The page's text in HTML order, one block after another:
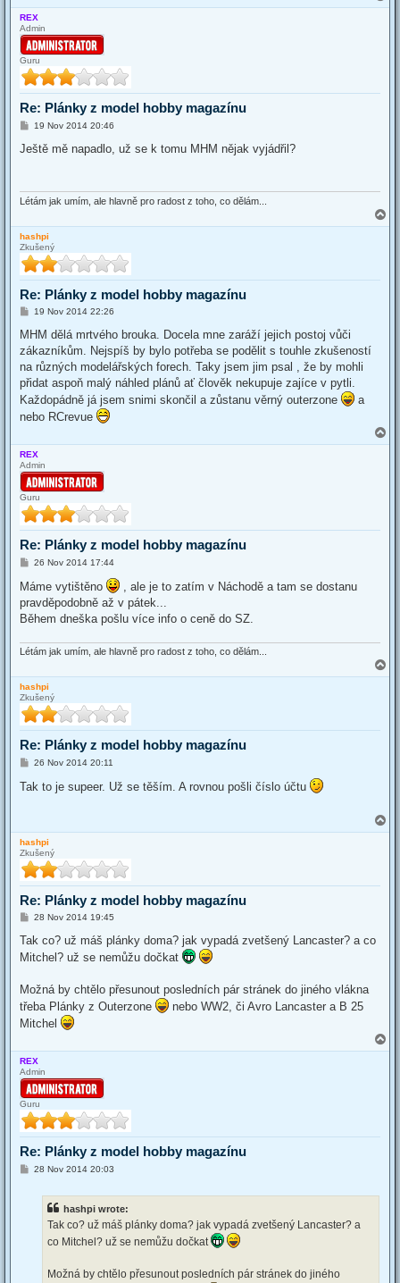
o
REX
Admin
Guru
Re: Plánky z model hobby magazínu
P
s
19 Nov 2014 20:46
Ještě mě napadlo, už se k tomu MHM nějak vyjádřil?
Létám jak umím, ale hlavně pro radost z toho, co dělám...
o
hashpi
Zkušený
Re: Plánky z model hobby magazínu
P
s
19 Nov 2014 22:26
MHM dělá mrtvého brouka. Docela mne zaráží jejich postoj vůči
zákazníkům. Nejspíš by bylo potřeba se podělit s touhle zkušeností
na různých modelářských forech. Taky jsem jim psal , že by mohli
přidat aspoň malý náhled plánů ať člověk nekupuje zajíce v pytli.
Každopádně já jsem snimi skončil a zůstanu věrný outerzone
a
nebo RCrevue
o
REX
Admin
Guru
Re: Plánky z model hobby magazínu
P
s
t
26 Nov 2014 17:44
Máme vytištěno
, ale je to zatím v Náchodě a tam se dostanu
pravděpodobně až v pátek...
Během dneška pošlu více info o ceně do SZ.
Létám jak umím, ale hlavně pro radost z toho, co dělám...
o
hashpi
Zkušený
Re: Plánky z model hobby magazínu
P
s
t
26 Nov 2014 20:11
Tak to je supeer. Už se těším. A rovnou pošli číslo účtu
o
hashpi
Zkušený
Re: Plánky z model hobby magazínu
P
s
28 Nov 2014 19:45
Tak co? už máš plánky doma? jak vypadá zvetšený Lancaster? a co
Mitchel? už se nemůžu dočkat
Možná by chtělo přesunout posledních pár stránek do jiného vlákna
třeba Plánky z Outerzone
nebo WW2, či Avro Lancaster a B 25
Mitchel
o
REX
Admin
Guru
Re: Plánky z model hobby magazínu
P28 Nov 2014 20:03
hashpi wrote:
Tak co? už máš plánky doma? jak vypadá zvetšený Lancaster? a
co Mitchel? už se nemůžu dočkat
Možná by chtělo přesunout posledních pár stránek do jiného